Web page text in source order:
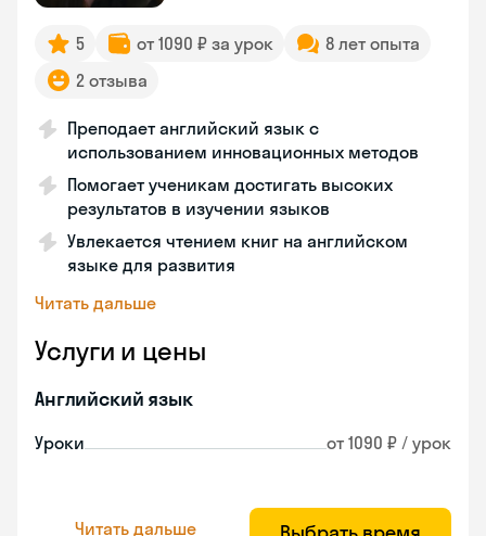
5 от 1090 ₽ за урок
8 лет опыта
2 отзыва
Преподает английский язык с
использованием инновационных методов
Помогает ученикам достигать высоких
результатов в изучении языков
Увлекается чтением книг на английском
языке для развития
Читать дальше
Услуги и цены
Английский язык
Уроки от 1090 ₽ / урок
Читать дальше